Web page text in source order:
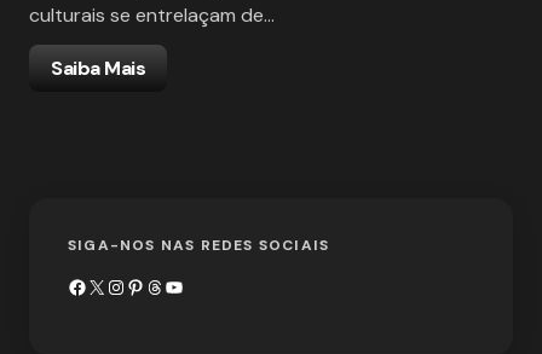
culturais se entrelaçam de…
Saiba Mais
SIGA-NOS NAS REDES SOCIAIS